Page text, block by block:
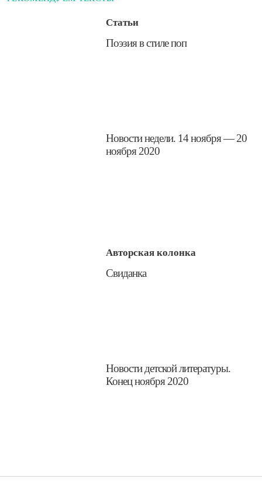
Статьи
​Поэзия в стиле поп
​Новости недели. 14 ноября — 20
ноября 2020
Авторская колонка
​Свиданка
Новости детской литературы.
Конец ноября 2020